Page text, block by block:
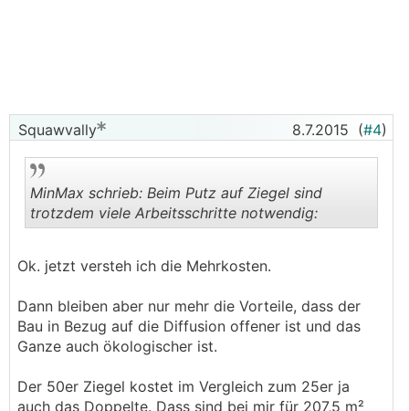
Squawvally 8.7.2015 (#4)
.
MinMax schrieb: Beim Putz auf Ziegel sind
trotzdem viele Arbeitsschritte notwendig:
Ok. jetzt versteh ich die Mehrkosten.
Dann bleiben aber nur mehr die Vorteile, dass der
Bau in Bezug auf die Diffusion offener ist und das
Ganze auch ökologischer ist.
Der 50er Ziegel kostet im Vergleich zum 25er ja
auch das Doppelte. Dass sind bei mir für 207,5 m²